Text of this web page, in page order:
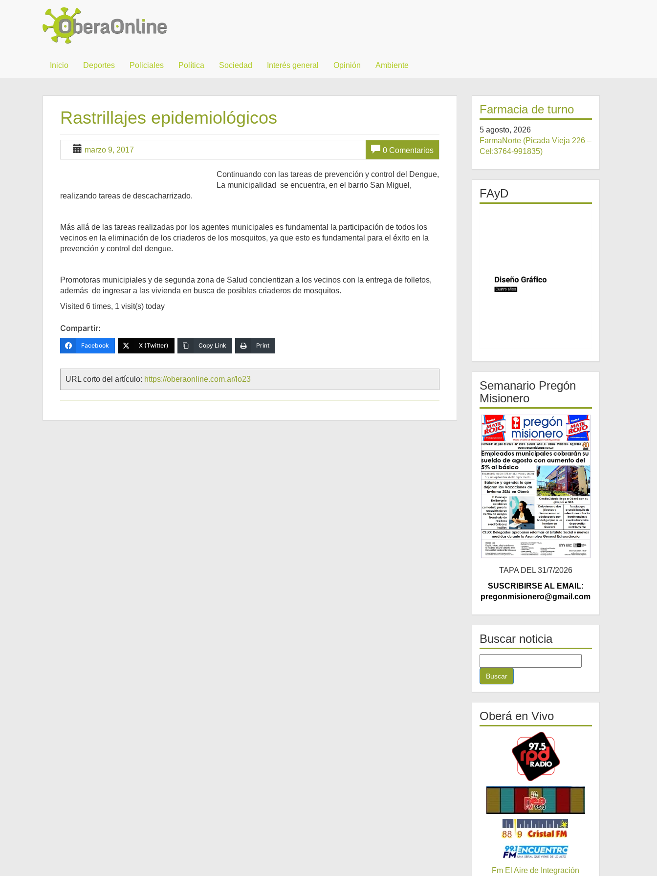
Inicio Deportes Policiales Política Sociedad Interés general Opinión Ambiente
Rastrillajes epidemiológicos
marzo 9, 2017 0 Comentarios
Continuando con las tareas de prevención y control del Dengue,
La municipalidad se encuentra, en el barrio San Miguel,
realizando tareas de descacharrizado.
Más allá de las tareas realizadas por los agentes municipales es fundamental la participación de todos los
vecinos en la eliminación de los criaderos de los mosquitos, ya que esto es fundamental para el éxito en la
prevención y control del dengue.
Promotoras municipiales y de segunda zona de Salud concientizan a los vecinos con la entrega de folletos,
además de ingresar a las vivienda en busca de posibles criaderos de mosquitos.
Visited 6 times, 1 visit(s) today
Compartir:
Facebook X (Twitter) Copy Link Print
URL corto del artículo: https://oberaonline.com.ar/lo23
Farmacia de turno
5 agosto, 2026
FarmaNorte (Picada Vieja 226 –
Cel:3764-991835)
FAyD
Semanario Pregón
Misionero
TAPA DEL 31/7/2026
SUSCRIBIRSE AL EMAIL:
pregonmisionero@gmail.com
Buscar noticia
u
c
a
r
:
Oberá en Vivo
Fm El Aire de Integración